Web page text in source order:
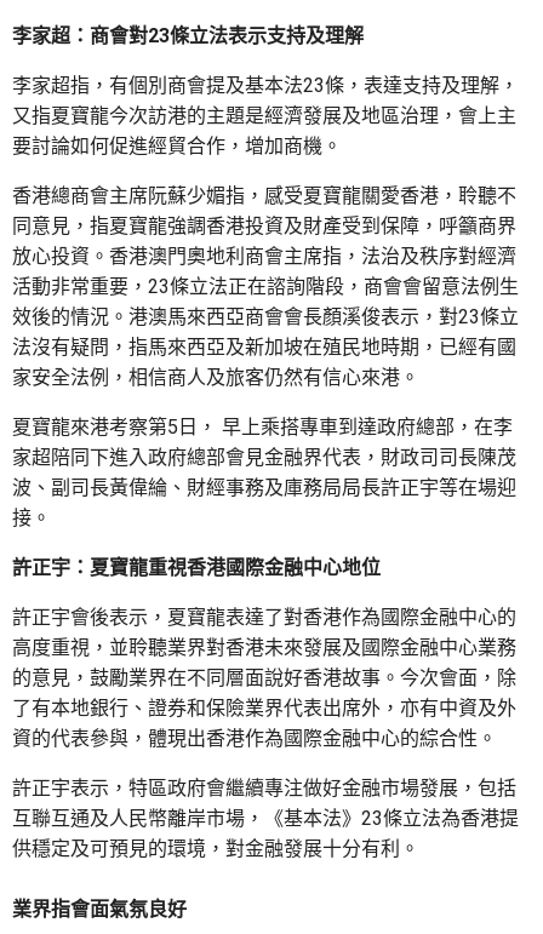
李家超：商會對23條立法表示支持及理解
李家超指，有個別商會提及基本法23條，表達支持及理解，
又指夏寶龍今次訪港的主題是經濟發展及地區治理，會上主
要討論如何促進經貿合作，增加商機。
香港總商會主席阮蘇少媚指，感受夏寶龍關愛香港，聆聽不
同意見，指夏寶龍強調香港投資及財產受到保障，呼籲商界
放心投資。香港澳門奧地利商會主席指，法治及秩序對經濟
活動非常重要，23條立法正在諮詢階段，商會會留意法例生
效後的情況。港澳馬來西亞商會會長顏溪俊表示，對23條立
法沒有疑問，指馬來西亞及新加坡在殖民地時期，已經有國
家安全法例，相信商人及旅客仍然有信心來港。
夏寶龍來港考察第5日， 早上乘搭專車到達政府總部，在李
家超陪同下進入政府總部會見金融界代表，財政司司長陳茂
波、副司長黃偉綸、財經事務及庫務局局長許正宇等在場迎
接。
許正宇：夏寶龍重視香港國際金融中心地位
許正宇會後表示，夏寶龍表達了對香港作為國際金融中心的
高度重視，並聆聽業界對香港未來發展及國際金融中心業務
的意見，鼓勵業界在不同層面說好香港故事。今次會面，除
了有本地銀行、證券和保險業界代表出席外，亦有中資及外
資的代表參與，體現出香港作為國際金融中心的綜合性。
許正宇表示，特區政府會繼續專注做好金融市場發展，包括
互聯互通及人民幣離岸市場，《基本法》23條立法為香港提
供穩定及可預見的環境，對金融發展十分有利。
業界指會面氣氛良好